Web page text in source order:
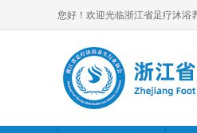
您好！欢迎光临浙江省足疗沐浴